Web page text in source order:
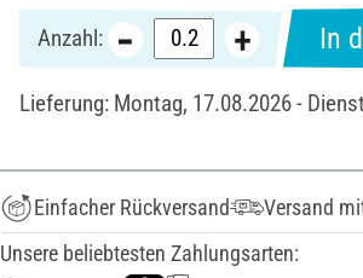
Anzahl: In
Lieferung: Montag, 17.08.2026 -
Einfacher Rückversand
Versand
Unsere beliebtesten Zahlungsarten: